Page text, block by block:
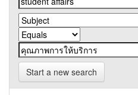
Start a new search